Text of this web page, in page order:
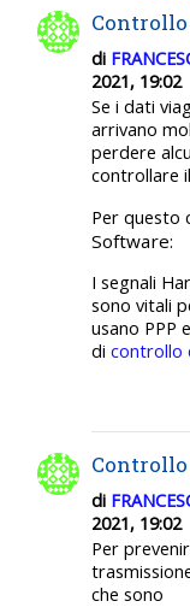
di
2021, 19:02
Se i dati
arrivano
perdere
controllare
Per questo
Software:
I segnali
sono vitali
usano PPP
di controllo
di
2021, 19:02
Per
che sono